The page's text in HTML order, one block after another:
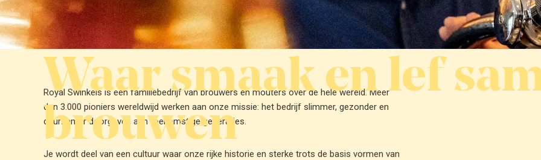
Waar smaak en lef
brouwen
Royal Swinkels is een familiebedrijf van brouwers en mouters over de hele wereld. Meer
dan 3.000 pioniers wereldwijd werken aan onze missie: het bedrijf slimmer, gezonder en
duurzamer doorgeven aan toekomstige generaties.
Je wordt deel van een cultuur waar onze rijke historie en sterke trots de basis vormen van